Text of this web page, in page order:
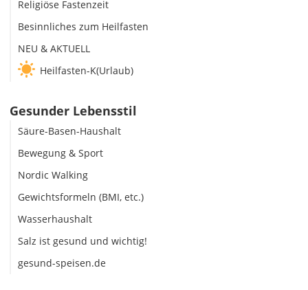
Religiöse Fastenzeit
Besinnliches zum Heilfasten
NEU & AKTUELL
Heilfasten-K(Urlaub)
Gesunder Lebensstil
Säure-Basen-Haushalt
Bewegung & Sport
Nordic Walking
Gewichtsformeln (BMI, etc.)
Wasserhaushalt
Salz ist gesund und wichtig!
gesund-speisen.de